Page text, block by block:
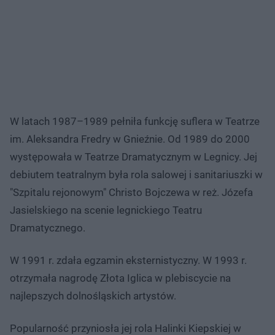
W latach 1987–1989 pełniła funkcję suflera w Teatrze
im. Aleksandra Fredry w Gnieźnie. Od 1989 do 2000
występowała w Teatrze Dramatycznym w Legnicy. Jej
debiutem teatralnym była rola salowej i sanitariuszki w
"Szpitalu rejonowym" Christo Bojczewa w reż. Józefa
Jasielskiego na scenie legnickiego Teatru
Dramatycznego.
W 1991 r. zdała egzamin eksternistyczny. W 1993 r.
otrzymała nagrodę Złota Iglica w plebiscycie na
najlepszych dolnośląskich artystów.
Popularność przyniosła jej rola Halinki Kiepskiej w